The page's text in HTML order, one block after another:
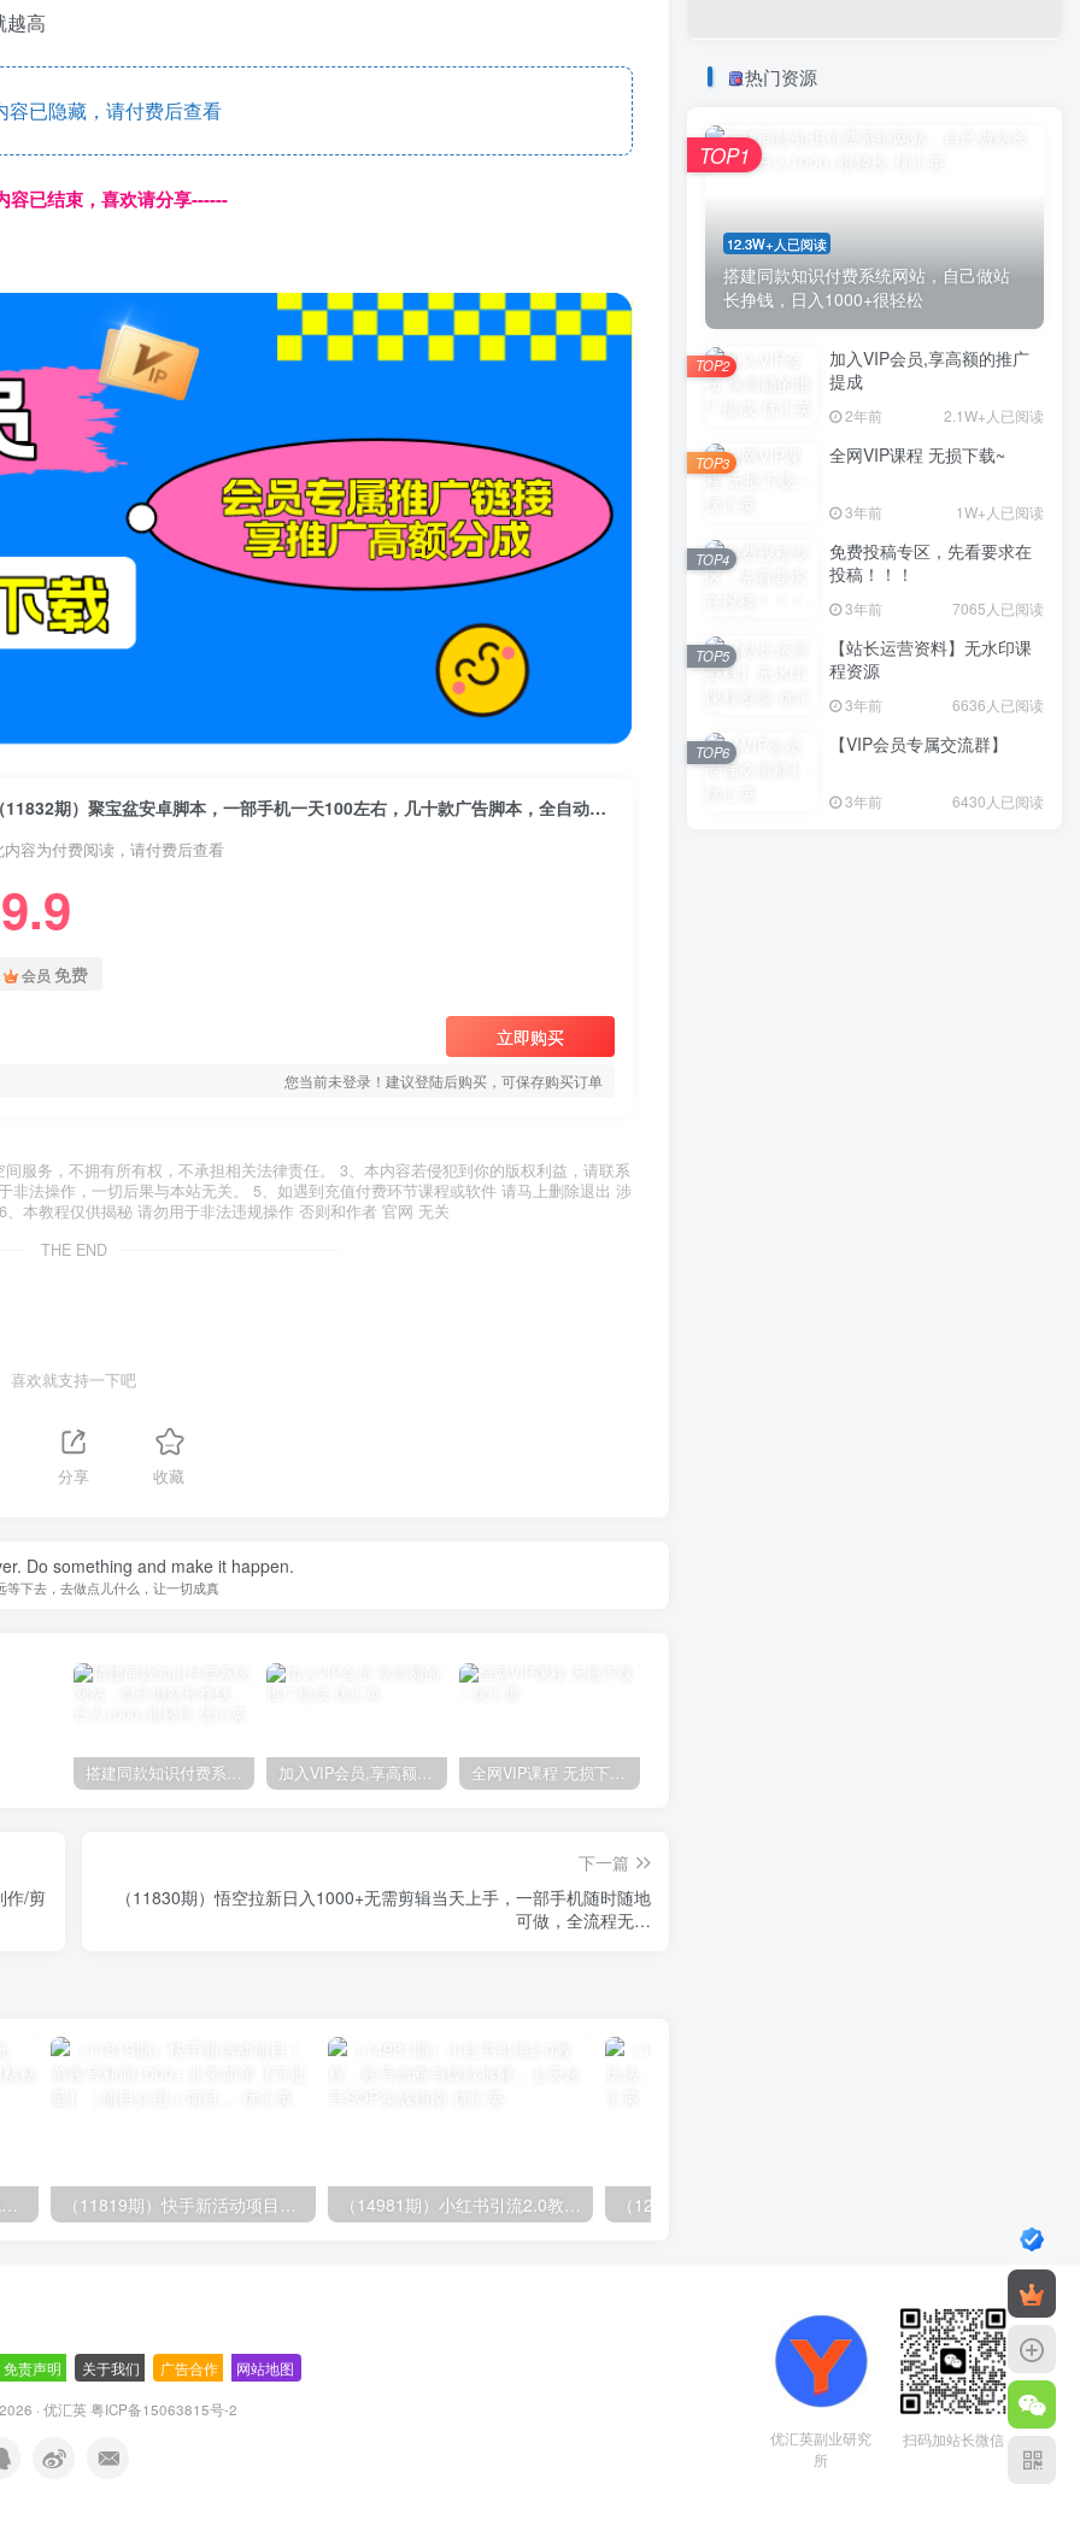
越高
已隐藏，请付费后查看
容已结束，喜欢请分享------
（11832期）聚宝盆安卓脚本，一部手机一天100左右，几十款广告脚本，全自动撸流量…
内容为付费阅读，请付费后查看
9.9
会员 免费
立即购买
您当前未登录！建议登陆后购买，可保存购买订单
服务，不拥有所有权，不承担相关法律责任。 3、本内容若侵犯到你的版权利益，请联系
法操作，一切后果与本站无关。 5、如遇到充值付费环节课程或软件 请马上删除退出 涉
本教程仅供揭秘 请勿用于非法违规操作 否则和作者 官网 无关
THE END
喜欢就支持一下吧
分享 收藏
Do something and make it happen.
等下去，去做点儿什么，让一切成真
搭建同款知识付费系统网站，自己做站长挣钱，日入1000+很轻松 加入VIP会员,享高额的推广提成 全网VIP课程 无损下载~
作/剪
下一篇
（11830期）悟空拉新日入1000+无需剪辑当天上手，一部手机随时随地
可做，全流程无…
热门资源
12.3W+人已阅读
搭建同款知识付费系统网站，自己做站
长挣钱，日入1000+很轻松
TOP1
加入VIP会员,享高额的推广
提成
2年前 2.1W+人已阅读
TOP2
全网VIP课程 无损下载~
3年前 1W+人已阅读
TOP3
免费投稿专区，先看要求在
投稿！！！
3年前 7065人已阅读
TOP4
【站长运营资料】无水印课
程资源
3年前 6636人已阅读
TOP5
【VIP会员专属交流群】
3年前 6430人已阅读
TOP6
免责声明 关于我们 广告合作 网站地图
· 优汇英粤ICP备15063815号-2
优汇英副业研究
所
扫码加站长微信